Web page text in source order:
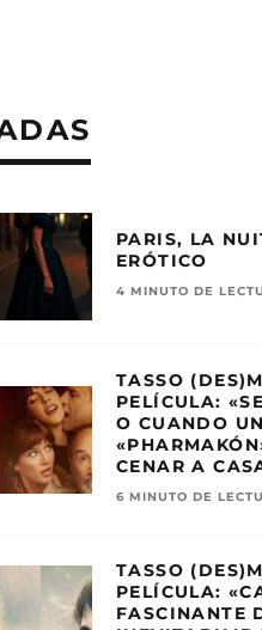
PARIS, LA
ERÓTICO
4 MINUTO DE
TASSO
PELÍCULA:
O CUANDO UN
CENAR A
6 MINUTO DE
TASSO
PELÍCULA:
FASCINANTE